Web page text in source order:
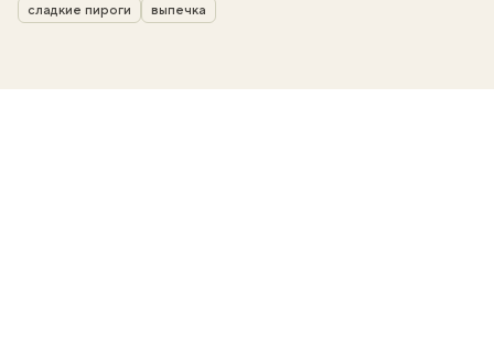
сладкие пироги выпечка